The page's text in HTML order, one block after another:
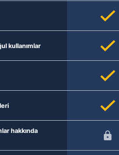
kullanımlar
hakkında